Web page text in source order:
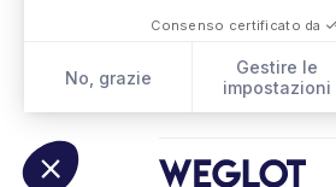
Consenso certificato da
No, grazie
Gestire le
impostazioni
La nostra piattaforma ti